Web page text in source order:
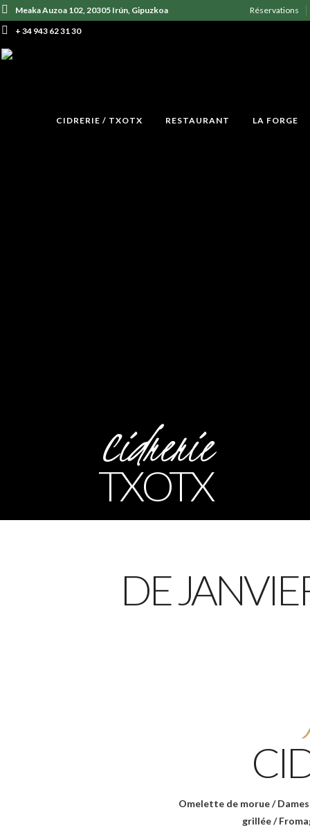
Réservations
Meaka Auzoa 102, 20305 Irún, Gipuzkoa
+ 34 943 62 31 30
CIDRERIE / TXOTX RESTAURANT LA FORGE
Cidrerie
TXOTX
DE
Omelette de morue /
grillée /